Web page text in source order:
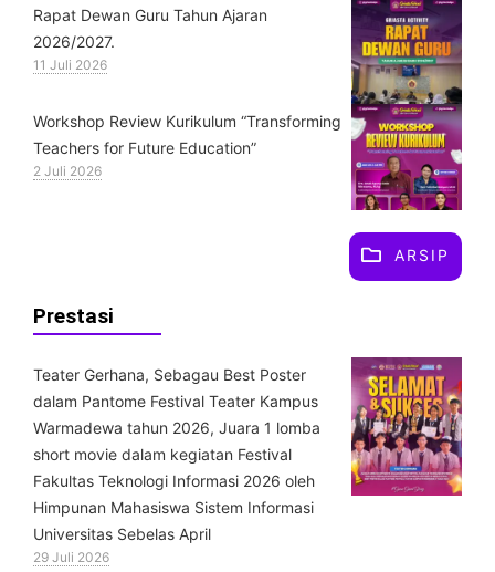
Rapat Dewan Guru Tahun Ajaran
2026/2027.
11 Juli 2026
Workshop Review Kurikulum “Transforming
Teachers for Future Education”
2 Juli 2026
ARSIP
Prestasi
Teater Gerhana, Sebagau Best Poster
dalam Pantome Festival Teater Kampus
Warmadewa tahun 2026, Juara 1 lomba
short movie dalam kegiatan Festival
Fakultas Teknologi Informasi 2026 oleh
Himpunan Mahasiswa Sistem Informasi
Universitas Sebelas April
29 Juli 2026